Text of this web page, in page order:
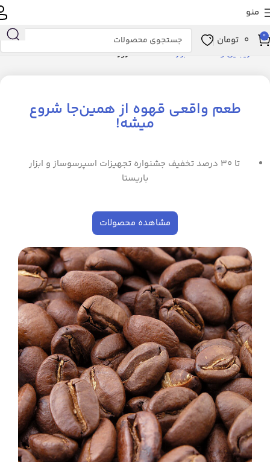
منو
0
0 تومان
زیبایی و سلامت ابزار سلامت ماساژور
طعم واقعی قهوه از همین‌جا شروع
میشه!
تا ۳۰ درصد تخفیف جشنواره تجهیزات اسپرسوساز و ابزار
باریستا
مشاهده محصولات